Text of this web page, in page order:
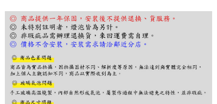
結帳頁面，進行簡訊認證並確認金額後，即可完成結帳。
２．訂單成立數日內，您將收到繳費通知簡訊。
３．收到繳費通知簡訊後14天內，點擊此簡訊中的連結，可透過四大超商／
ATM／網路銀行／等多元方式進行付款，方視為交易完成。
購買商品的店家。未經商家同意取消之訂單仍視為有效，需透過AFTEE先享
後付繳納相關費用。
※ 交易是否成功請以「AFTEE先享後付 」之結帳頁面顯示為準，若有關於
是否繳費成功／繳費後需取消欲退款等相關疑問，請聯繫「AFTEE先享後付
客戶支援中心」 https://netprotections.freshdesk.com/support/home